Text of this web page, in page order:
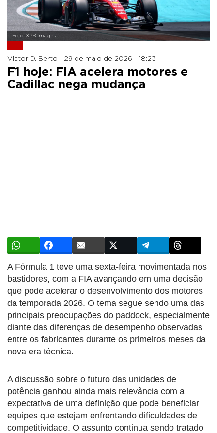
Foto: XPB Images
F1
Victor D. Berto | 29 de maio de 2026 - 18:23
F1 hoje: FIA acelera motores e
Cadillac nega mudança
A Fórmula 1 teve uma sexta-feira movimentada nos
bastidores, com a FIA avançando em uma decisão
que pode acelerar o desenvolvimento dos motores
da temporada 2026. O tema segue sendo uma das
principais preocupações do paddock, especialmente
diante das diferenças de desempenho observadas
entre os fabricantes durante os primeiros meses da
nova era técnica.
A discussão sobre o futuro das unidades de
potência ganhou ainda mais relevância com a
expectativa de uma definição que pode beneficiar
equipes que estejam enfrentando dificuldades de
competitividade. O assunto continua sendo tratado